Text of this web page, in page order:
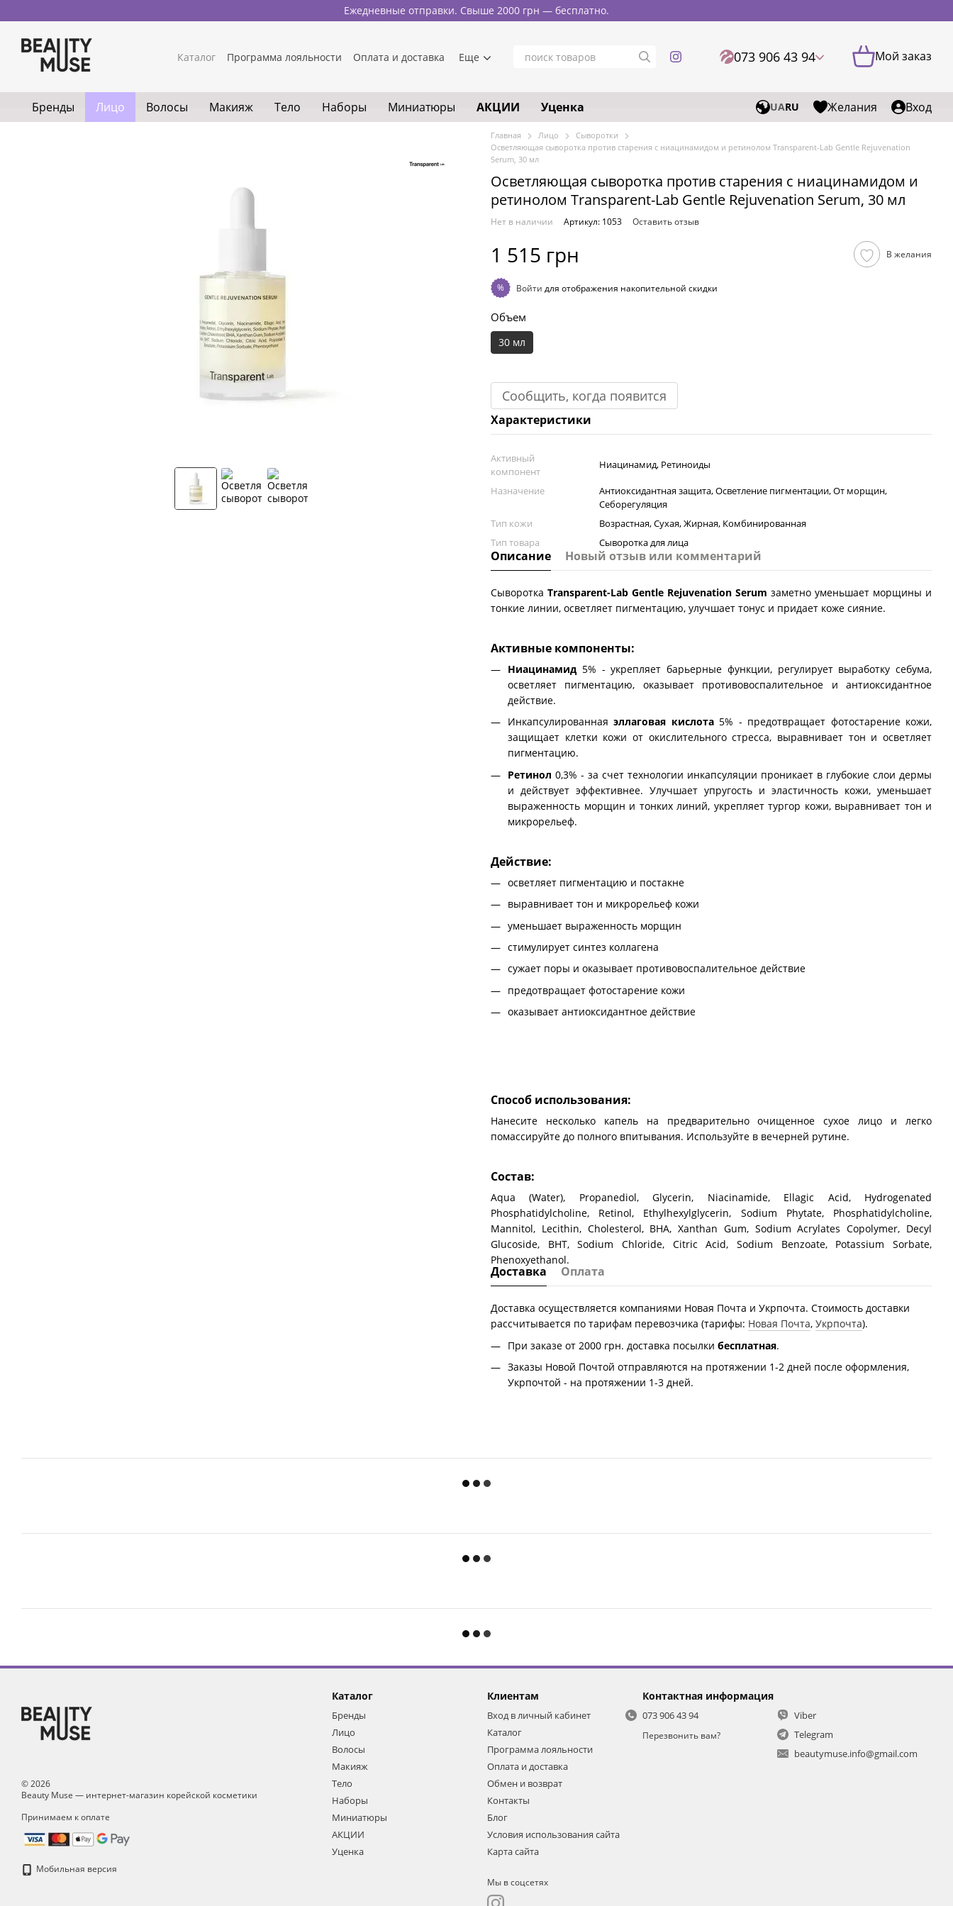
Ежедневные отправки. Свыше 2000 грн — бесплатно.
Каталог Программа лояльности Оплата и доставка Еще 073 906 43 94 Мой заказ
Бренды Лицо Волосы Макияж Тело Наборы Миниатюры АКЦИИ Уценка UARU Желания Вход
Главная Лицо
Сыворотки
Осветляющая сыворотка против старения с ниацинамидом и ретинолом Transparent-Lab Gentle Rejuvenation
Serum, 30 мл
Осветляющая сыворотка против старения с ниацинамидом и
ретинолом Transparent-Lab Gentle Rejuvenation Serum, 30 мл
Нет в наличии Артикул: 1053 Оставить отзыв
1 515 грн В желания
% Войти для отображения накопительной скидки
Объем
30 мл
Сообщить, когда появится
Характеристики
Активный
компонент
Ниацинамид, Ретиноиды
Назначение
Антиоксидантная защита, Осветление пигментации, От морщин,
Себорегуляция
Тип кожи
Возрастная, Сухая, Жирная, Комбинированная
Тип товара
Сыворотка для лица
Описание Новый отзыв или комментарий
Сыворотка Transparent-Lab Gentle Rejuvenation Serum заметно уменьшает морщины и
тонкие линии, осветляет пигментацию, улучшает тонус и придает коже сияние.
Активные компоненты:
Ниацинамид 5% - укрепляет барьерные функции, регулирует выработку себума,
осветляет пигментацию, оказывает противовоспалительное и антиоксидантное
действие.
Инкапсулированная эллаговая кислота5% - предотвращает фотостарение кожи,
защищает клетки кожи от окислительного стресса, выравнивает тон и осветляет
пигментацию.
Ретинол 0,3% - за счет технологии инкапсуляции проникает в глубокие слои дермы
и действует эффективнее. Улучшает упругость и эластичность кожи, уменьшает
выраженность морщин и тонких линий, укрепляет тургор кожи, выравнивает тон и
микрорельеф.
Действие:
осветляет пигментацию и постакне
выравнивает тон и микрорельеф кожи
уменьшает выраженность морщин
стимулирует синтез коллагена
сужает поры и оказывает противовоспалительное действие
предотвращает фотостарение кожи
оказывает антиоксидантное действие
Способ использования:
Нанесите несколько капель на предварительно очищенное сухое лицо и легко
помассируйте до полного впитывания. Используйте в вечерней рутине.
Состав:
Aqua (Water), Propanediol, Glycerin, Niacinamide, Ellagic Acid, Hydrogenated
Phosphatidylcholine, Retinol, Ethylhexylglycerin, Sodium Phytate, Phosphatidylcholine,
Mannitol, Lecithin, Cholesterol, BHA, Xanthan Gum, Sodium Acrylates Copolymer, Decyl
Glucoside, BHT, Sodium Chloride, Citric Acid, Sodium Benzoate, Potassium Sorbate,
Phenoxyethanol.
Доставка Оплата
Доставка осуществляется компаниями Новая Почта и Укрпочта. Стоимость доставки
рассчитывается по тарифам перевозчика (тарифы: Новая Почта, Укрпочта).
При заказе от 2000 грн. доставка посылки бесплатная.
Заказы Новой Почтой отправляются на протяжении 1-2 дней после оформления,
Укрпочтой - на протяжении 1-3 дней.
© 2026
Beauty Muse — интернет-магазин корейской косметики
Принимаем к оплате
Мобильная версия
Каталог
Бренды
Лицо
Волосы
Макияж
Тело
Наборы
Миниатюры
АКЦИИ
Уценка
Клиентам
Вход в личный кабинет
Каталог
Программа лояльности
Оплата и доставка
Обмен и возврат
Контакты
Блог
Условия использования сайта
Карта сайта
Мы в соцсетях
Контактная информация
073 906 43 94
Перезвонить вам?
Viber
Telegram
beautymuse.info@gmail.com